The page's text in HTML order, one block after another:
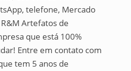
telefone, Mercado
Artefatos de
que está 100%
Entre em contato com
tem 5 anos de